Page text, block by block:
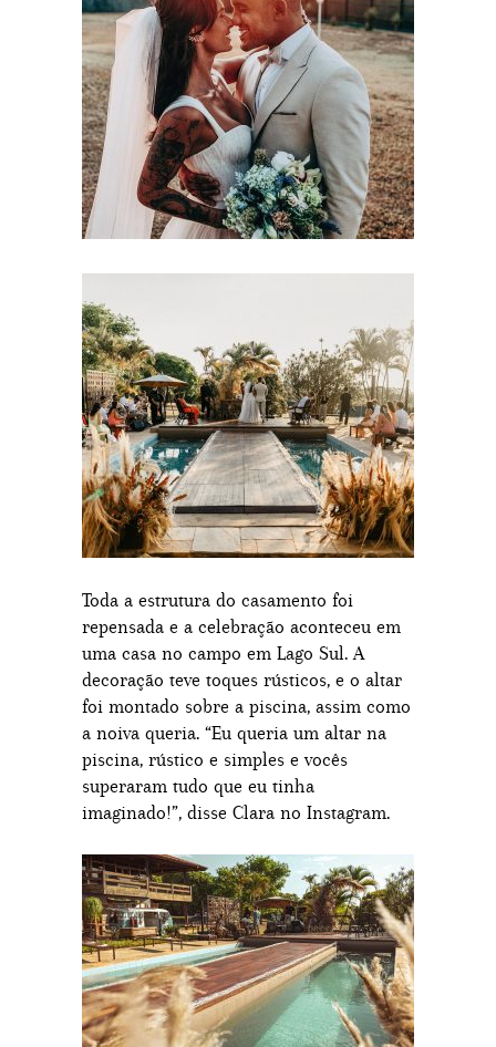
Toda a estrutura do casamento foi
repensada e a celebração aconteceu em
uma casa no campo em Lago Sul. A
decoração teve toques rústicos, e o altar
foi montado sobre a piscina, assim como
a noiva queria. “Eu queria um altar na
piscina, rústico e simples e vocês
superaram tudo que eu tinha
imaginado!”, disse Clara no Instagram.